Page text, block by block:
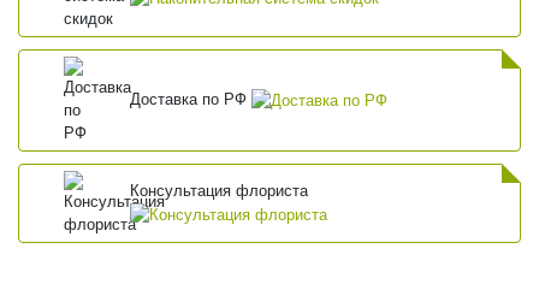
Доставка по РФ
Консультация флориста